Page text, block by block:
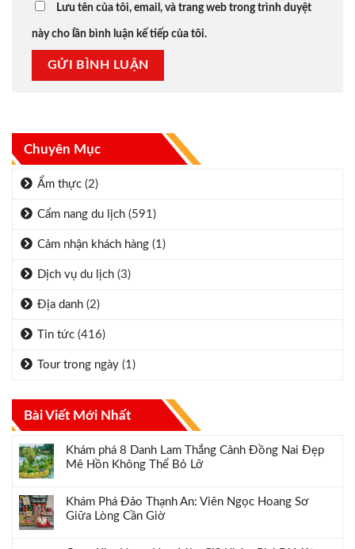
Chuyên Mục
Ẩm thực (2)
Cẩm nang du lịch (591)
Cảm nhận khách hàng (1)
Dịch vụ du lịch (3)
Địa danh (2)
Tin tức (416)
Tour trong ngày (1)
Bài Viết Mới Nhất
Khám phá 8 Danh Lam Thắng Cảnh Đồng Nai Đẹp
Mê Hồn Không Thể Bỏ Lỡ
Khám Phá Đảo Thạnh An: Viên Ngọc Hoang Sơ
Giữa Lòng Cần Giờ
Lưu tên của tôi, email, và trang web trong trình duyệt
này cho lần bình luận kế tiếp của tôi.